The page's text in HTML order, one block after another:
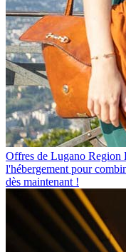
Offres de Lugano Region
l'hébergement pour
dès maintenant !